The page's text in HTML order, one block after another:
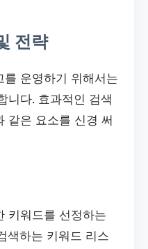
전략
운영하기 위해서는
니다. 효과적인 검색
같은 요소를 신경 써
키워드를 선정하는
색하는 키워드 리스